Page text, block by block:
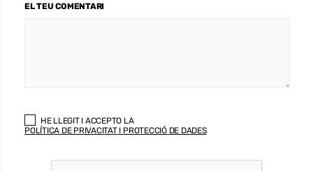
EL TEU COMENTARI
HE LLEGIT I ACCEPTO LA
POLÍTICA DE PRIVACITAT I PROTECCIÓ DE DADES